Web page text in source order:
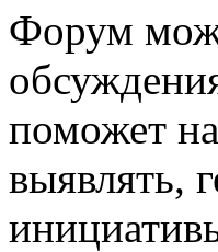
Форум
поможет
выявлять,